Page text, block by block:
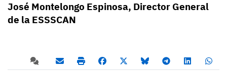
José Montelongo Espinosa, Director General
de la ESSSCAN